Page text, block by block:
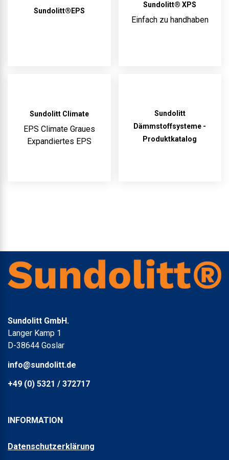
Sundolitt®EPS
Sundolitt® XPS
Einfach zu handhaben
Sundolitt Climate
EPS Climate Graues
Expandiertes EPS
Sundolitt
Dämmstoffsysteme -
Produktkatalog
Sundolitt GmbH.
Langer Kamp 1
D-38644 Goslar
info@sundolitt.de
+49 (0) 5321 / 372717
INFORMATION
Datenschutzerklärung